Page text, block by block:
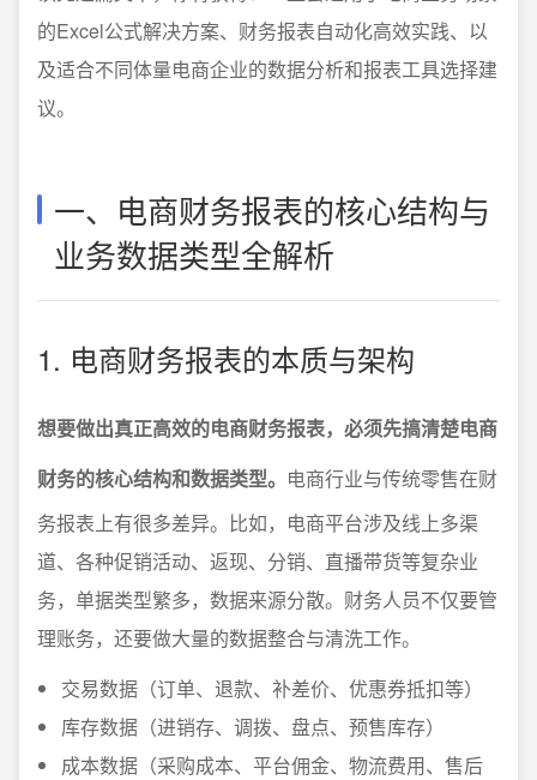
的Excel公式解决方案、财务报表自动化高效实践、以
及适合不同体量电商企业的数据分析和报表工具选择建
议。
一、电商财务报表的核心结构与
业务数据类型全解析
1. 电商财务报表的本质与架构
想要做出真正高效的电商财务报表，必须先搞清楚电商
财务的核心结构和数据类型。 电商行业与传统零售在财
务报表上有很多差异。比如，电商平台涉及线上多渠
道、各种促销活动、返现、分销、直播带货等复杂业
务，单据类型繁多，数据来源分散。财务人员不仅要管
理账务，还要做大量的数据整合与清洗工作。
交易数据（订单、退款、补差价、优惠券抵扣等）
库存数据（进销存、调拨、盘点、预售库存）
成本数据（采购成本、平台佣金、物流费用、售后